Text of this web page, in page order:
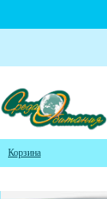
Корзина